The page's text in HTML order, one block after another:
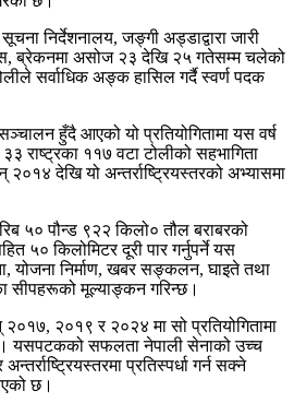
निर्देशनालय, जङ्गी अड्डाद्वारा जारी
ब्रेकनमा असोज २३ देखि २५ गतेसम्म चलेको
सर्वाधिक अङ्क हासिल गर्दै स्वर्ण पदक
हुँदै आएको यो प्रतियोगितामा यस वर्ष
राष्ट्रका ११७ वटा टोलीको सहभागिता
देखि यो अन्तर्राष्ट्रियस्तरको अभ्यासमा
५० पौन्ड ९२२ किलो० तौल बराबरको
५० किलोमिटर दूरी पार गर्नुपर्ने यस
योजना निर्माण, खबर सङ्कलन, घाइते तथा
सीपहरूको मूल्याङ्कन गरिन्छ।
२०१९ र २०२४ मा सो प्रतियोगितामा
यसपटकको सफलता नेपाली सेनाको उच्च
प्रतिस्पर्धा गर्न सक्ने
छ।